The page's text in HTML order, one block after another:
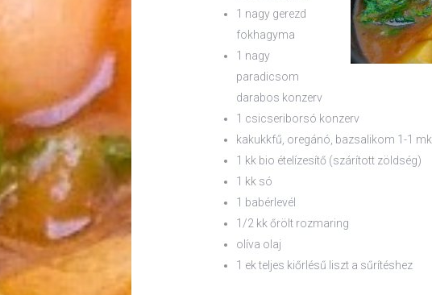
1 nagy gerezd
fokhagyma
1 nagy
paradicsom
darabos konzerv
1 csicseriborsó konzerv
kakukkfű, oregánó, bazsalikom 1-1 mk
1 kk bio ételízesítő (szárított zöldség)
1 kk só
1 babérlevél
1/2 kk őrölt rozmaring
olíva olaj
1 ek teljes kiőrlésű liszt a sűrítéshez